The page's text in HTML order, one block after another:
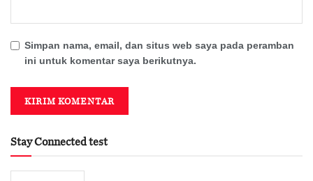
Simpan nama, email, dan situs web saya pada peramban
ini untuk komentar saya berikutnya.
Stay Connected test